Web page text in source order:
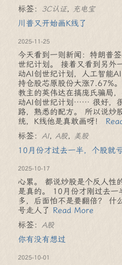
标签： 3C认证, 充电宝
川普又开始画K线了
2025-11-25
今天看到一则新闻：特朗普
世纪计划。 接着又看到另外
动AI创世纪计划，人工智能
持仓股芯原股份大涨7.67%
教主的英伟达在搞庞氏骗局
动AI创世纪计划…… 很好，
路，熟悉的配方。 所以说炒
统，K线他是真敢画呀！
标签： AI, A股, 美股
10月份才过去一半，个股就
2025-10-17
心累。 都说炒股是个反人性
是真的。 10月份才刚过去一
多，后面怕不是要翻倍？ 什
号走人了 Read More
标签： A股
你有没有想过
2025-10-01